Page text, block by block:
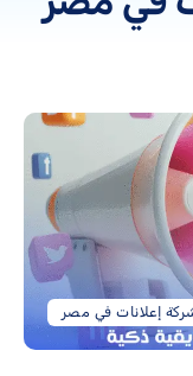
إعلانات في مصر